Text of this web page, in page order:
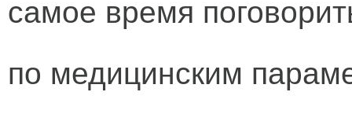
самое время
по медицинским